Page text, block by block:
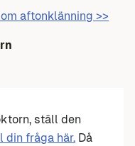
aftonklänning >>
ställ den
din fråga här. Då